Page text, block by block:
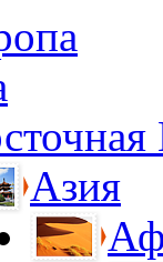
Азия